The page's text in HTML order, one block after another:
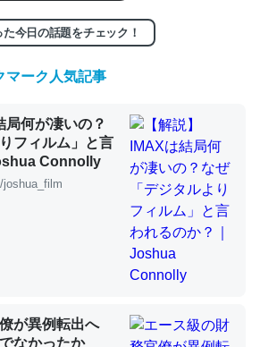
「ずっと前の伏線」は回収されないけ
には多い分量。進化すればするほど分
そう
ついての考察（１） - conceptualization
少ないのか。知らんかった。調べたら
ム分はエビの600分の1程度。
今日の話題をチェック！
マーク人気記事
局何が凄いの？
フィルム」と言
Connolly
joshua_film
が異例転出へ
なかったか